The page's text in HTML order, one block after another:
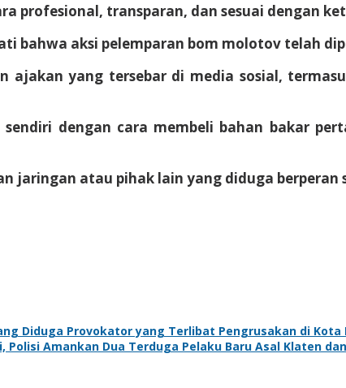
profesional, transparan, dan sesuai dengan
bahwa aksi pelemparan bom molotov telah
ajakan yang tersebar di media sosial,
dengan cara membeli bahan bakar
jaringan atau pihak lain yang diduga berperan
Diduga Provokator yang Terlibat Pengrusakan di Kota
Amankan Dua Terduga Pelaku Baru Asal Klaten